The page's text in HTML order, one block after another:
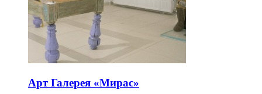
Арт Галерея «Мирас»